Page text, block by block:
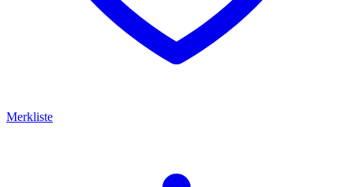
Merkliste